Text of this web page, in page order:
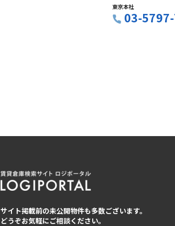
東京本社
03-
サイト掲載前の未公開物件も多数ございます。
どうぞお気軽にご相談ください。